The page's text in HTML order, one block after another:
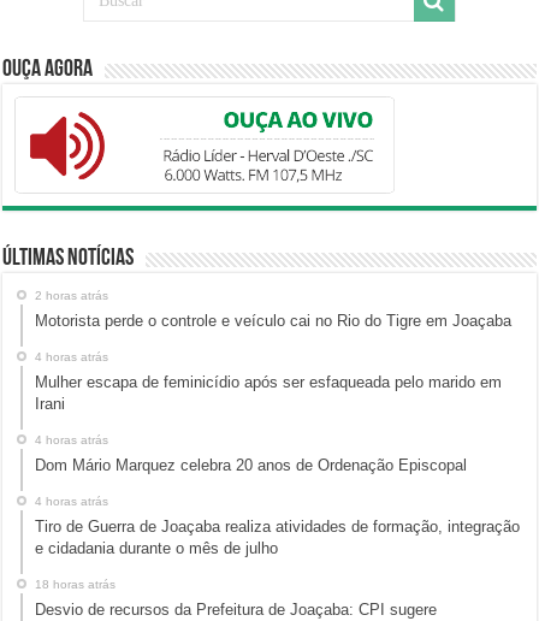
Ouça Agora
Últimas Notícias
2 horas atrás
Motorista perde o controle e veículo cai no Rio do Tigre em Joaçaba
4 horas atrás
Mulher escapa de feminicídio após ser esfaqueada pelo marido em
Irani
4 horas atrás
Dom Mário Marquez celebra 20 anos de Ordenação Episcopal
4 horas atrás
Tiro de Guerra de Joaçaba realiza atividades de formação, integração
e cidadania durante o mês de julho
18 horas atrás
Desvio de recursos da Prefeitura de Joaçaba: CPI sugere